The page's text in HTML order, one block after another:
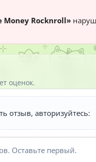
Money Rocknroll»
оценок.
отзыв, авторизуйтесь:
Оставьте первый.